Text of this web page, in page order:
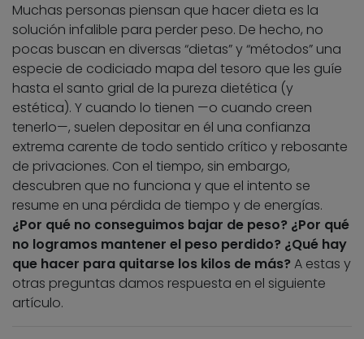
Muchas personas piensan que hacer dieta es la
solución infalible para perder peso. De hecho, no
pocas buscan en diversas “dietas” y “métodos” una
especie de codiciado mapa del tesoro que les guíe
hasta el santo grial de la pureza dietética (y
estética). Y cuando lo tienen —o cuando creen
tenerlo—, suelen depositar en él una confianza
extrema carente de todo sentido crítico y rebosante
de privaciones. Con el tiempo, sin embargo,
descubren que no funciona y que el intento se
resume en una pérdida de tiempo y de energías.
¿Por qué no conseguimos bajar de peso? ¿Por qué
no logramos mantener el peso perdido? ¿Qué hay
que hacer para quitarse los kilos de más? A estas y
otras preguntas damos respuesta en el siguiente
artículo.